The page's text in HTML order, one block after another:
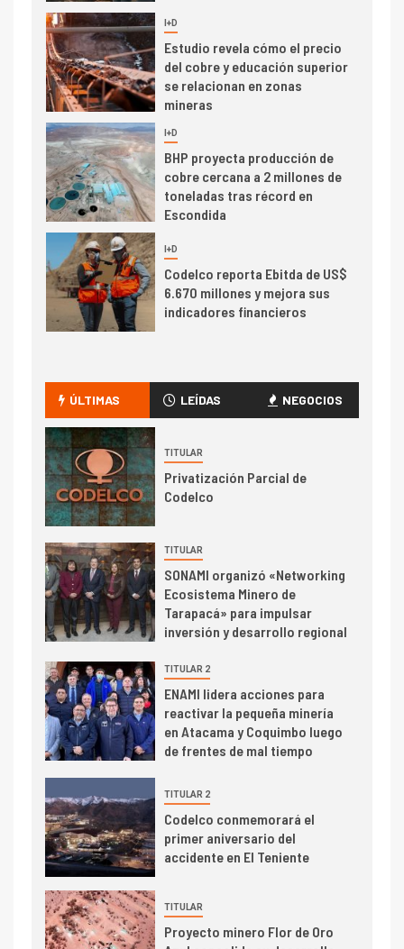
5 I+D
Estudio revela cómo el precio
del cobre y educación superior
se relacionan en zonas
mineras
6 I+D
BHP proyecta producción de
cobre cercana a 2 millones de
toneladas tras récord en
Escondida
I+D
Codelco reporta Ebitda de US$
6.670 millones y mejora sus
indicadores financieros
camión 100% eléctrico para
transportar cátodos al Puerto
2
I+D
Producción minera en mayo de
3 I+D
PIB minero impacta el
crecimiento regional: Banco
Central reporta resultados
trimestre
4 I+D
Informe bimensual de
Cochilco: precio del cobre
alcanza máximos por escasez
5 I+D
Estudio revela cómo el precio
del cobre y educación superior
se relacionan en zonas
6 I+D
BHP proyecta producción de
cobre cercana a 2 millones de
ÚLTIMAS LEÍDAS NEGOCIOS
TITULAR
Privatización Parcial de
Codelco
TITULAR
SONAMI organizó «Networking
Ecosistema Minero de
Tarapacá» para impulsar
inversión y desarrollo regional
TITULAR 2
ENAMI lidera acciones para
reactivar la pequeña minería
en Atacama y Coquimbo luego
de frentes de mal tiempo
TITULAR 2
Codelco conmemorará el
primer aniversario del
accidente en El Teniente
TITULAR
Proyecto minero Flor de Oro